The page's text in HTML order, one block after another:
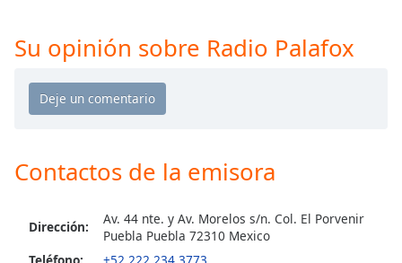
window.
Background
Su opinión sobre Radio Palafox
Contactos de la emisora
Dirección:
Av. 44 nte. y Av. Morelos s/n. Col. El Porvenir
Puebla Puebla 72310 Mexico